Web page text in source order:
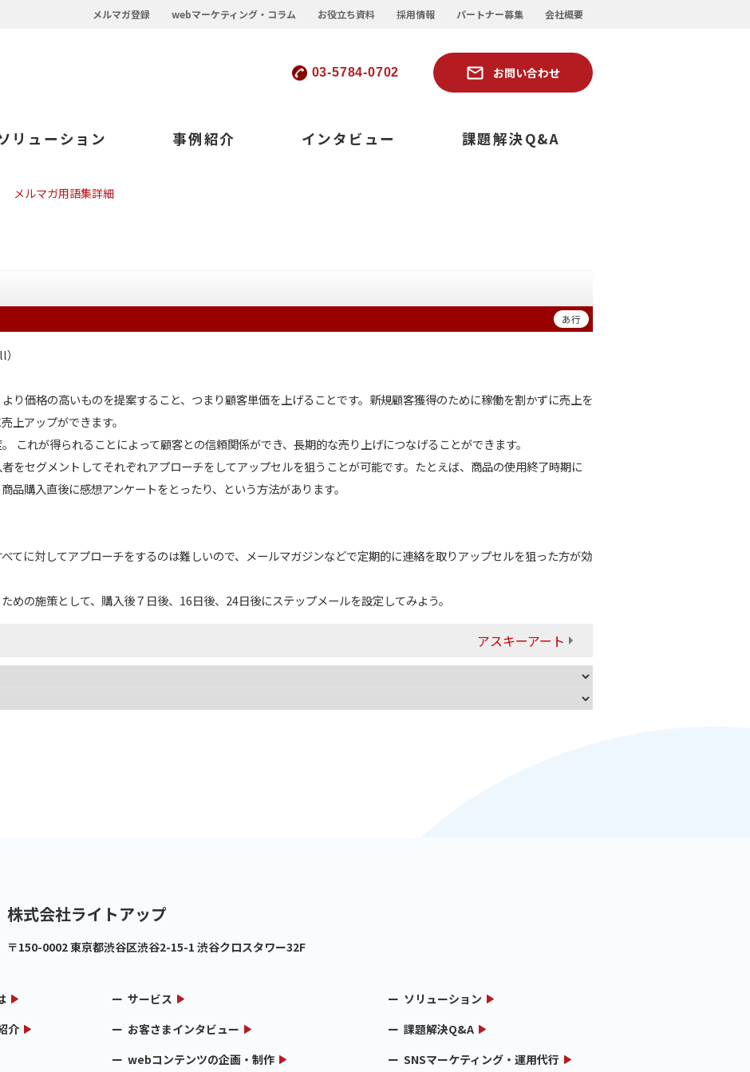
メルマガ登録 webマーケティング・コラム お役立ち資料 採用情報 パートナー募集 会社概要
03-5784-0702 お問い合わせ
リューション 事例紹介 インタビュー 課題解決Q&A
メルマガ用語集詳細
あ行
り価格の高いものを提案すること、つまり顧客単価を上げることです。新規顧客獲得のために稼働を割かずに売上を
上アップができます。
これが得られることによって顧客との信頼関係ができ、長期的な売り上げにつなげることができます。
をセグメントしてそれぞれアプローチをしてアップセルを狙うことが可能です。たとえば、商品の使用終了時期に
品購入直後に感想アンケートをとったり、という方法があります。
てに対してアプローチをするのは難しいので、メールマガジンなどで定期的に連絡を取りアップセルを狙った方が効
めの施策として、購入後７日後、16日後、24日後にステップメールを設定してみよう。
アスキーアート
株式会社ライトアップ
〒150-0002東京都渋谷区渋谷2-15-1 渋谷クロスタワー32F
サービス
ソリューション
介
お客さまインタビュー
課題解決Q&A
webコンテンツの企画・制作 SNSマーケティング・運用代行